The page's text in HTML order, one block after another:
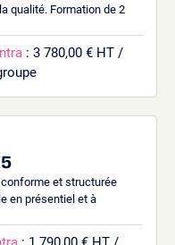
qualité. Formation de 2
: 3 780,00 € HT /
et structurée
en présentiel et à